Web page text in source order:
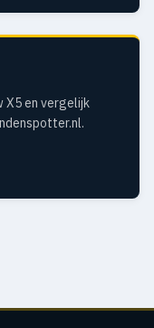
X5 en vergelijk